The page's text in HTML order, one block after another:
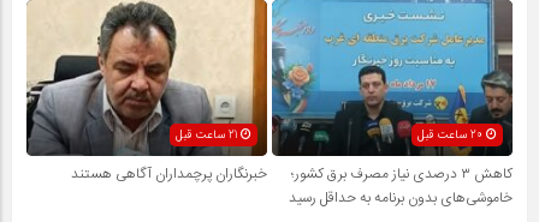
کاهش ۳ درصدی نیاز مصرف برق کشور؛
خاموشی‌های بدون برنامه به حداقل رسید
خبرنگاران پرچمداران آگاهی هستند